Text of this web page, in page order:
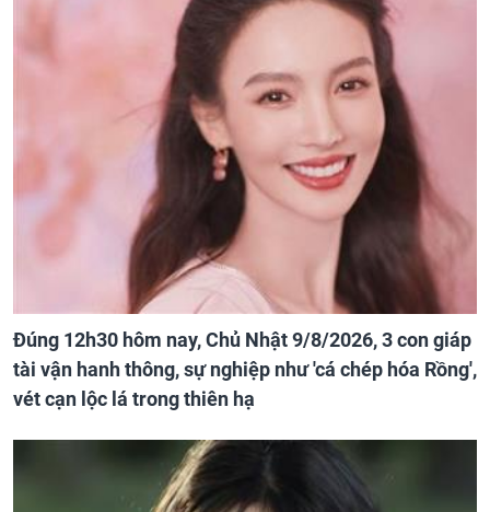
Đúng 12h30 hôm nay, Chủ Nhật 9/8/2026, 3 con giáp
tài vận hanh thông, sự nghiệp như 'cá chép hóa Rồng',
vét cạn lộc lá trong thiên hạ